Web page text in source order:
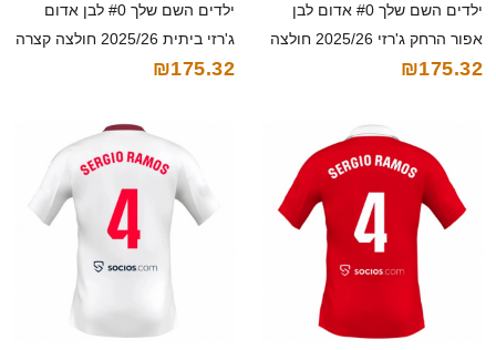
ילדים השם שלך #0 אדום לבן
אפור הרחק ג'רזי 2025/26 חולצה
קצרה
₪175.32
ילדים השם שלך #0 לבן אדום
ג'רזי ביתית 2025/26 חולצה קצרה
₪175.32